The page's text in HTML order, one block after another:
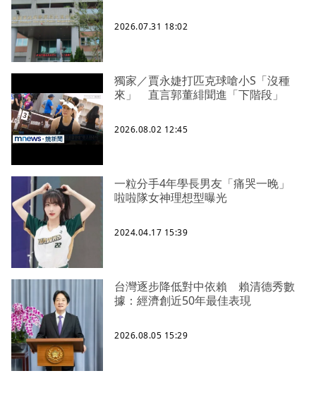
2026.07.31 18:02
獨家／賈永婕打匹克球嗆小S「沒種
來」 直言郭董緋聞進「下階段」
2026.08.02 12:45
一粒分手4年學長男友「痛哭一晚」
啦啦隊女神理想型曝光
2024.04.17 15:39
台灣逐步降低對中依賴 賴清德秀數
據：經濟創近50年最佳表現
2026.08.05 15:29